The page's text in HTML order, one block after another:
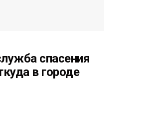
спасения
в городе